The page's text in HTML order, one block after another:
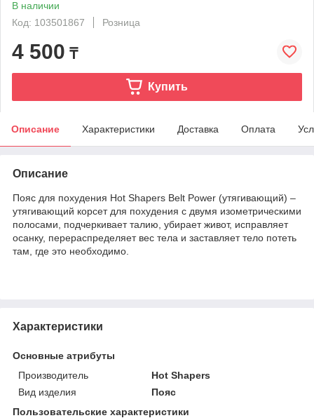
В наличии
Код: 103501867
Розница
4 500 ₸
Купить
Описание Характеристики Доставка Оплата
Описание
Пояс для похудения Hot Shapers Belt Power (утягивающий) –
утягивающий корсет для похудения с двумя изометрическими
полосами, подчеркивает талию, убирает живот, исправляет
осанку, перераспределяет вес тела и заставляет тело потеть
там, где это необходимо.
Характеристики
Основные атрибуты
Производитель
Hot Shapers
Вид изделия
Пояс
Пользовательские характеристики